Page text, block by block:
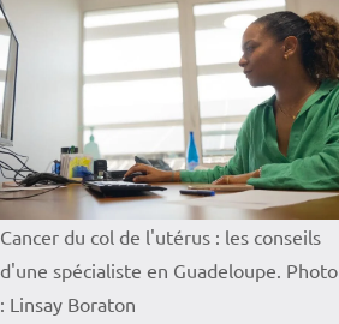
Cancer du col de l'utérus : les conseils
d'une spécialiste en Guadeloupe. Photo
: Linsay Boraton